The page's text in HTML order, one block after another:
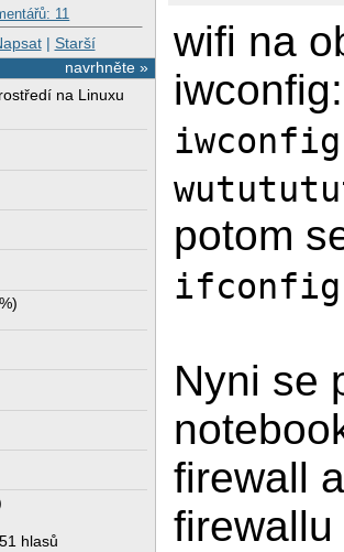
11
| Starší
navrhněte »
na Linuxu
)
hlasů
wifi na
iwconfig:
iwconfig
potom
ifconfig
Nyni se
firewall